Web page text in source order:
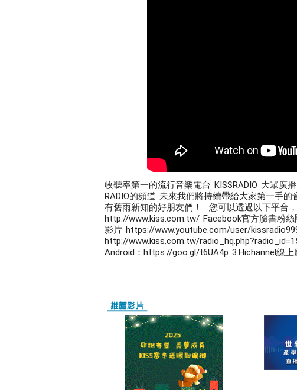
收聽率第一的流行音樂電台 KISSRADIO 大眾廣
RADIO的頻道 未來我們將持續帶給大家第一手
有舊雨新知的好朋友們！  您可以透過以下平台
http://www.kiss.com.tw/ Facebook官方臉書粉
影片 https://www.youtube.com/user/
http://www.kiss.com.tw/
Android：https://goo.gl/t6UA4p 3.Hichannel線上